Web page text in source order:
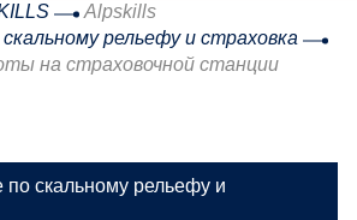
Alpskills
рельефу и страховка
на страховочной станции
скальному рельефу и